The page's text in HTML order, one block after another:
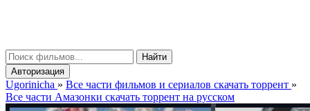
Найти
Авторизация
Ugorinicha » Все части фильмов и сериалов скачать торрент »
Все части Амазонки скачать торрент на русском